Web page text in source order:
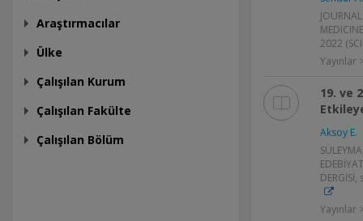
Araştırmacılar
Ülke
Çalışılan Kurum
Çalışılan Fakülte
Çalışılan Bölüm
2022
Yayınlar
19. ve
Aksoy E.
Yayınlar